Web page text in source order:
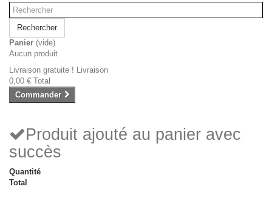
Rechercher
Panier (vide)
Aucun produit
Livraison gratuite ! Livraison
0,00 € Total
Commander
Produit ajouté au panier avec
succès
Quantité
Total